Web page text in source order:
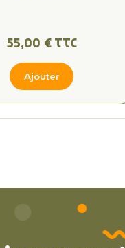
55,00 € TTC
Ajouter